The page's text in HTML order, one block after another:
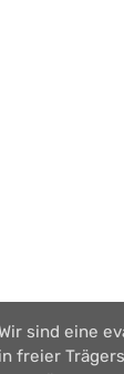
Wir sind eine
in freier